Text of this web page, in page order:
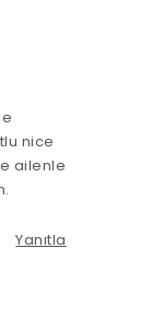
nice
ailenle
Yanıtla